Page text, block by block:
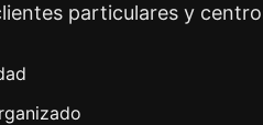
particulares y